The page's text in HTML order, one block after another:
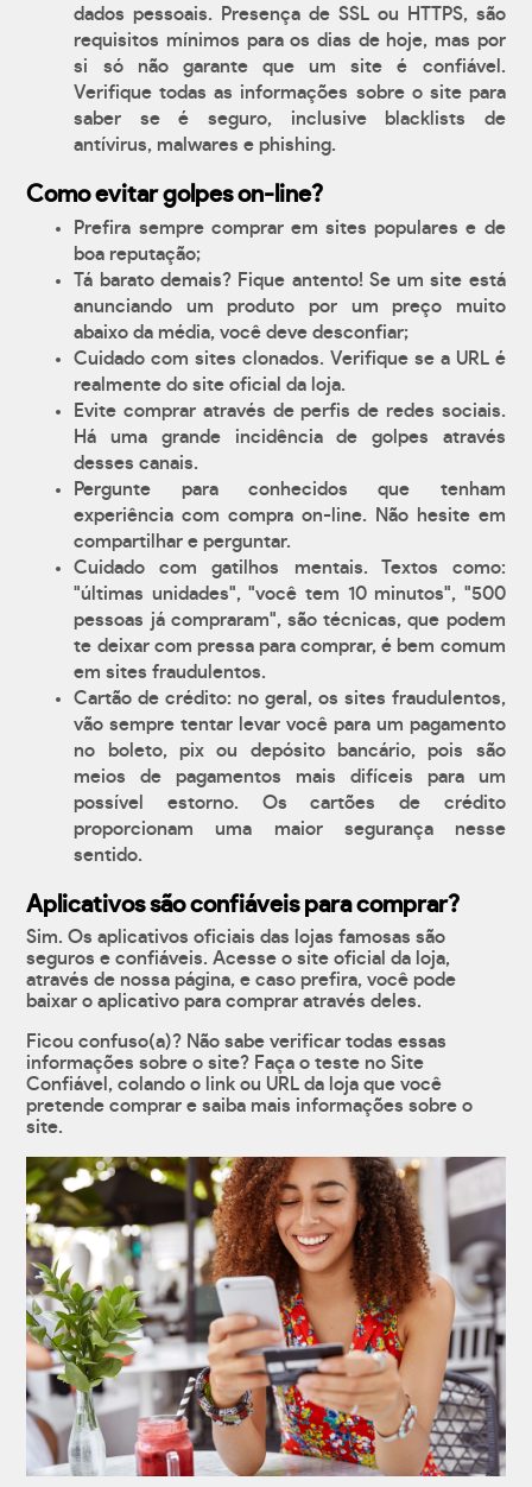
dados pessoais. Presença de SSL ou HTTPS, são
requisitos mínimos para os dias de hoje, mas por
si só não garante que um site é confiável.
Verifique todas as informações sobre o site para
saber se é seguro, inclusive blacklists de
antívirus, malwares e phishing.
Como evitar golpes on-line?
Prefira sempre comprar em sites populares e de
boa reputação;
Tá barato demais? Fique antento! Se um site está
anunciando um produto por um preço muito
abaixo da média, você deve desconfiar;
Cuidado com sites clonados. Verifique se a URL é
realmente do site oficial da loja.
Evite comprar através de perfis de redes sociais.
Há uma grande incidência de golpes através
desses canais.
Pergunte para conhecidos que tenham
experiência com compra on-line. Não hesite em
compartilhar e perguntar.
Cuidado com gatilhos mentais. Textos como:
"últimas unidades", "você tem 10 minutos", "500
pessoas já compraram", são técnicas, que podem
te deixar com pressa para comprar, é bem comum
em sites fraudulentos.
Cartão de crédito: no geral, os sites fraudulentos,
vão sempre tentar levar você para um pagamento
no boleto, pix ou depósito bancário, pois são
meios de pagamentos mais difíceis para um
possível estorno. Os cartões de crédito
proporcionam uma maior segurança nesse
sentido.
Aplicativos são confiáveis para comprar?
Sim. Os aplicativos oficiais das lojas famosas são
seguros e confiáveis. Acesse o site oficial da loja,
através de nossa página, e caso prefira, você pode
baixar o aplicativo para comprar através deles.
Ficou confuso(a)? Não sabe verificar todas essas
informações sobre o site? Faça o teste no Site
Confiável, colando o link ou URL da loja que você
pretende comprar e saiba mais informações sobre o
site.